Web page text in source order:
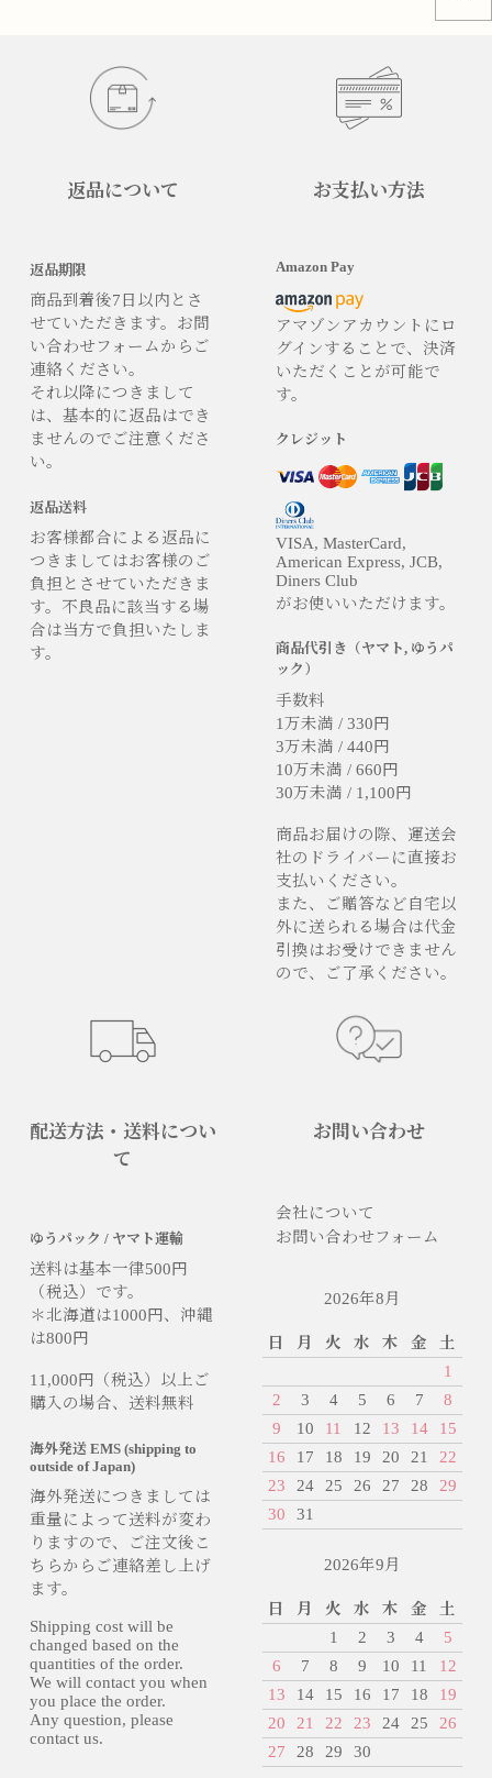
返品について
返品期限
商品到着後7日以内とさ
せていただきます。お問
い合わせフォームからご
連絡ください。
それ以降につきまして
は、基本的に返品はでき
ませんのでご注意くださ
い。
返品送料
お客様都合による返品に
つきましてはお客様のご
負担とさせていただきま
す。不良品に該当する場
合は当方で負担いたしま
す。
お支払い方法
Amazon Pay
アマゾンアカウントにロ
グインすることで、決済
いただくことが可能で
す。
クレジット
VISA, MasterCard,
American Express, JCB,
Diners Club
がお使いいただけます。
商品代引き（ヤマト, ゆうパ
ック）
手数料
1万未満 / 330円
3万未満 / 440円
10万未満 / 660円
30万未満 / 1,100円
商品お届けの際、運送会
社のドライバーに直接お
支払いください。
また、ご贈答など自宅以
外に送られる場合は代金
引換はお受けできません
ので、ご了承ください。
配送方法・送料につい
て
ゆうパック / ヤマト運輸
送料は基本一律500円
（税込）です。
＊北海道は1000円、沖縄
は800円
11,000円（税込）以上ご
購入の場合、送料無料
海外発送 EMS (shipping to
outside of Japan)
海外発送につきましては
重量によって送料が変わ
りますので、ご注文後こ
ちらからご連絡差し上げ
ます。
Shipping cost will be
changed based on the
quantities of the order.
We will contact you when
you place the order.
Any question, please
contact us.
お問い合わせ
会社について
お問い合わせフォーム
2026年8月
日 月 火 水 木 金
土
1
2
3 4 5 6 7
8
9
10 11 12 13 14
15
16
17 18 19 20 21
22
23
24 25 26 27 28
29
30
31
2026年9月
日 月 火 水 木 金
土
1
2 3 4
5
6
7 8 9 10 11
12
13
14 15 16 17 18
19
20
21 22 23 24 25
26
27
28 29 30